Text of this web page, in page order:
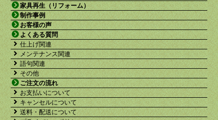
家具再生（リフォーム）
制作事例
お客様の声
よくある質問
仕上げ関連
メンテナンス関連
語句関連
その他
ご注文の流れ
お支払いについて
キャンセルについて
送料・配送について